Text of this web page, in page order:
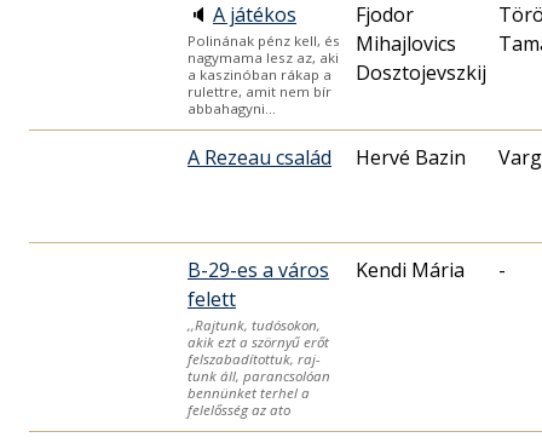
🔈 A játékos
Polinának pénz kell, és
nagymama lesz az, aki
a kaszinóban rákap a
rulettre, amit nem bír
abbahagyni…
Fjodor
Mihajlovics
Dosztojevszkij
A Rezeau család Hervé Bazin
B-29-es a város
felett
,,Rajtunk, tudósokon,
akik ezt a szörnyű erőt
felszabadítottuk, raj-
tunk áll, parancsolóan
bennünket terhel a
felelősség az ato
Kendi Mária -